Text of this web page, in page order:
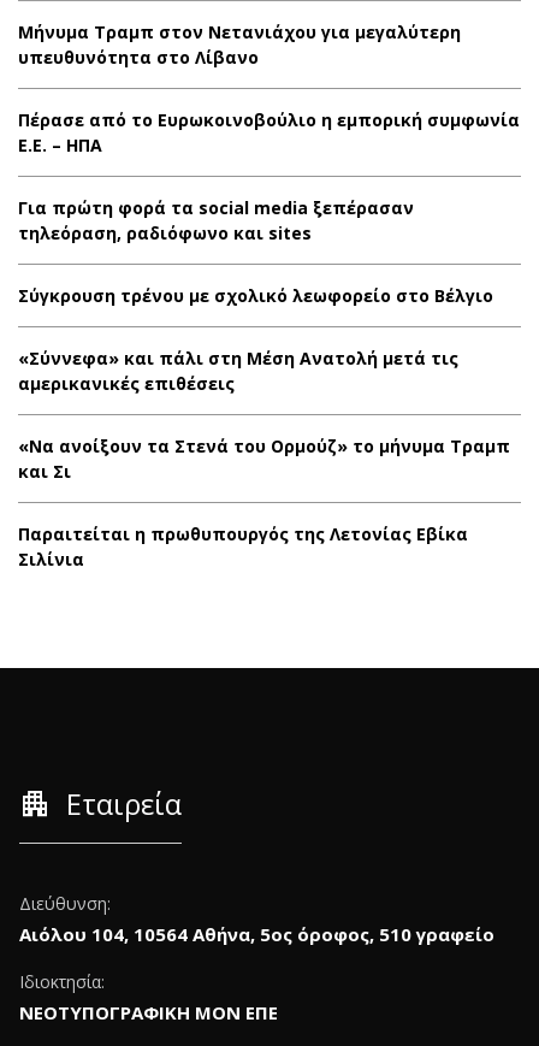
Μήνυμα Τραμπ στον Νετανιάχου για μεγαλύτερη
υπευθυνότητα στο Λίβανο
Πέρασε από το Ευρωκοινοβούλιο η εμπορική συμφωνία
Ε.Ε. – ΗΠΑ
Για πρώτη φορά τα social media ξεπέρασαν
τηλεόραση, ραδιόφωνο και sites
Σύγκρουση τρένου με σχολικό λεωφορείο στο Βέλγιο
«Σύννεφα» και πάλι στη Μέση Ανατολή μετά τις
αμερικανικές επιθέσεις
«Να ανοίξουν τα Στενά του Ορμούζ» το μήνυμα Τραμπ
και Σι
Παραιτείται η πρωθυπουργός της Λετονίας Εβίκα
Σιλίνια
apartment Εταιρεία
Διεύθυνση:
Αιόλου 104, 10564 Αθήνα, 5ος όροφος, 510 γραφείο
Ιδιοκτησία:
ΝΕΟΤΥΠΟΓΡΑΦΙΚΗ ΜΟΝ ΕΠΕ